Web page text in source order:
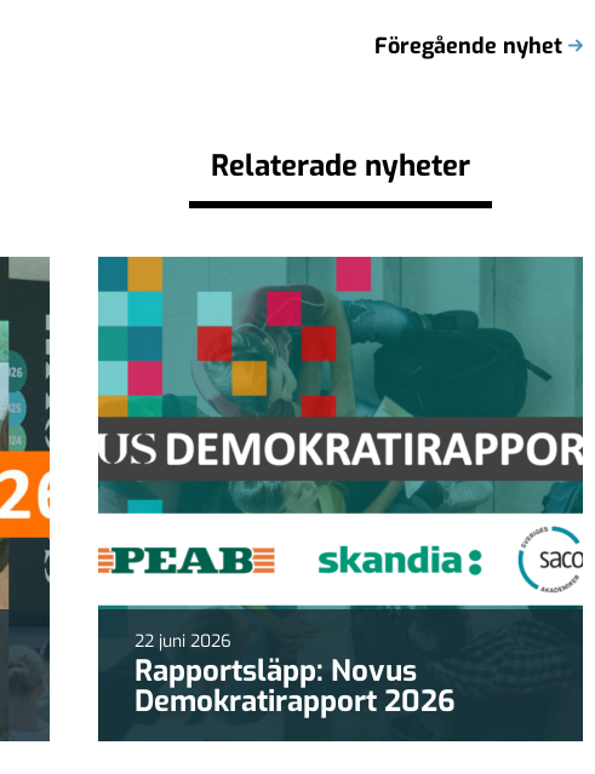
Föregående nyhet
Relaterade nyheter
22 juni 2026
Rapportsläpp: Novus
Demokratirapport 2026